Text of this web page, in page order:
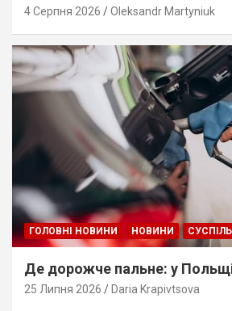
4 Серпня 2026 Oleksandr Martyniuk
ГОЛОВНІ НОВИНИ НОВИНИ
Де дорожче пальне: у
25 Липня 2026 Daria Krapivtsova